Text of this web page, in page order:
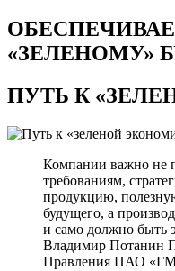
«ЗЕЛЕНОМУ»
ПУТЬ К
Компании важно не
требованиям,
продукцию,
будущего, а
и само должно быть
Владимир Потанин
Правления ПАО